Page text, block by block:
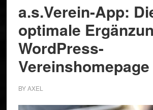
a.s.Verein-App:
optimale
WordPress-
Vereinshomepage
BYAXEL